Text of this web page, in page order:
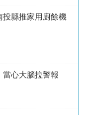
縣推家用廚餘機
心大腦拉警報